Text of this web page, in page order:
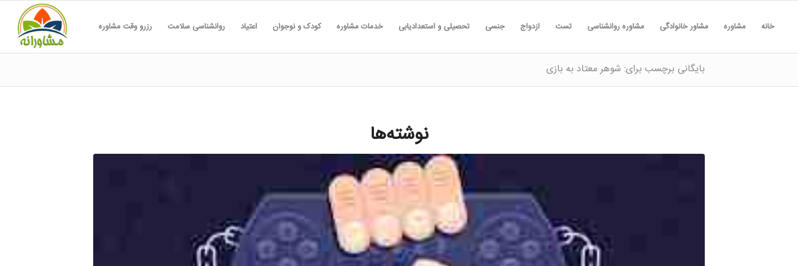
خانه مشاوره مشاور خانوادگی مشاوره روانشناسی تست ازدواج جنسی تحصیلی و استعدادیابی خدمات مشاوره کودک و نوجوان اعتیاد روانشناسی سلامت رزرو وقت مشاوره
بایگانی برچسب برای: شوهر معتاد به بازی
نوشته‌ها